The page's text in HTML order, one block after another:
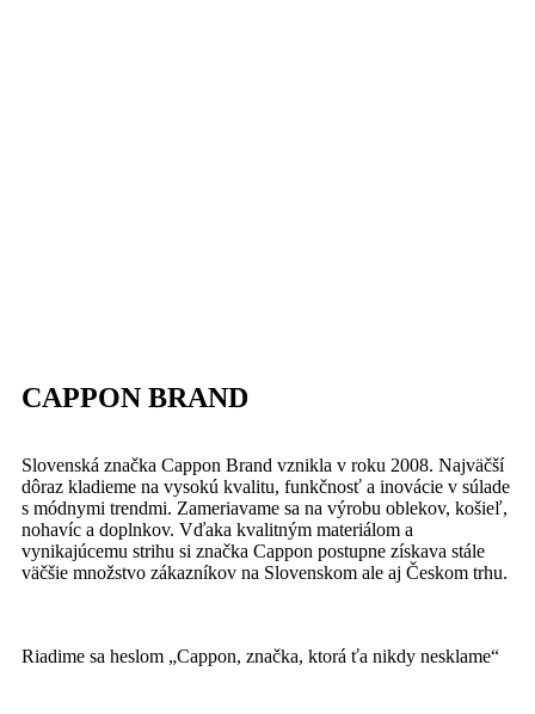
CAPPON BRAND
Slovenská značka Cappon Brand vznikla v roku 2008. Najväčší
dôraz kladieme na vysokú kvalitu, funkčnosť a inovácie v súlade
s módnymi trendmi. Zameriavame sa na výrobu oblekov, košieľ,
nohavíc a doplnkov. Vďaka kvalitným materiálom a
vynikajúcemu strihu si značka Cappon postupne získava stále
väčšie množstvo zákazníkov na Slovenskom ale aj Českom trhu.
Riadime sa heslom „Cappon, značka, ktorá ťa nikdy nesklame“